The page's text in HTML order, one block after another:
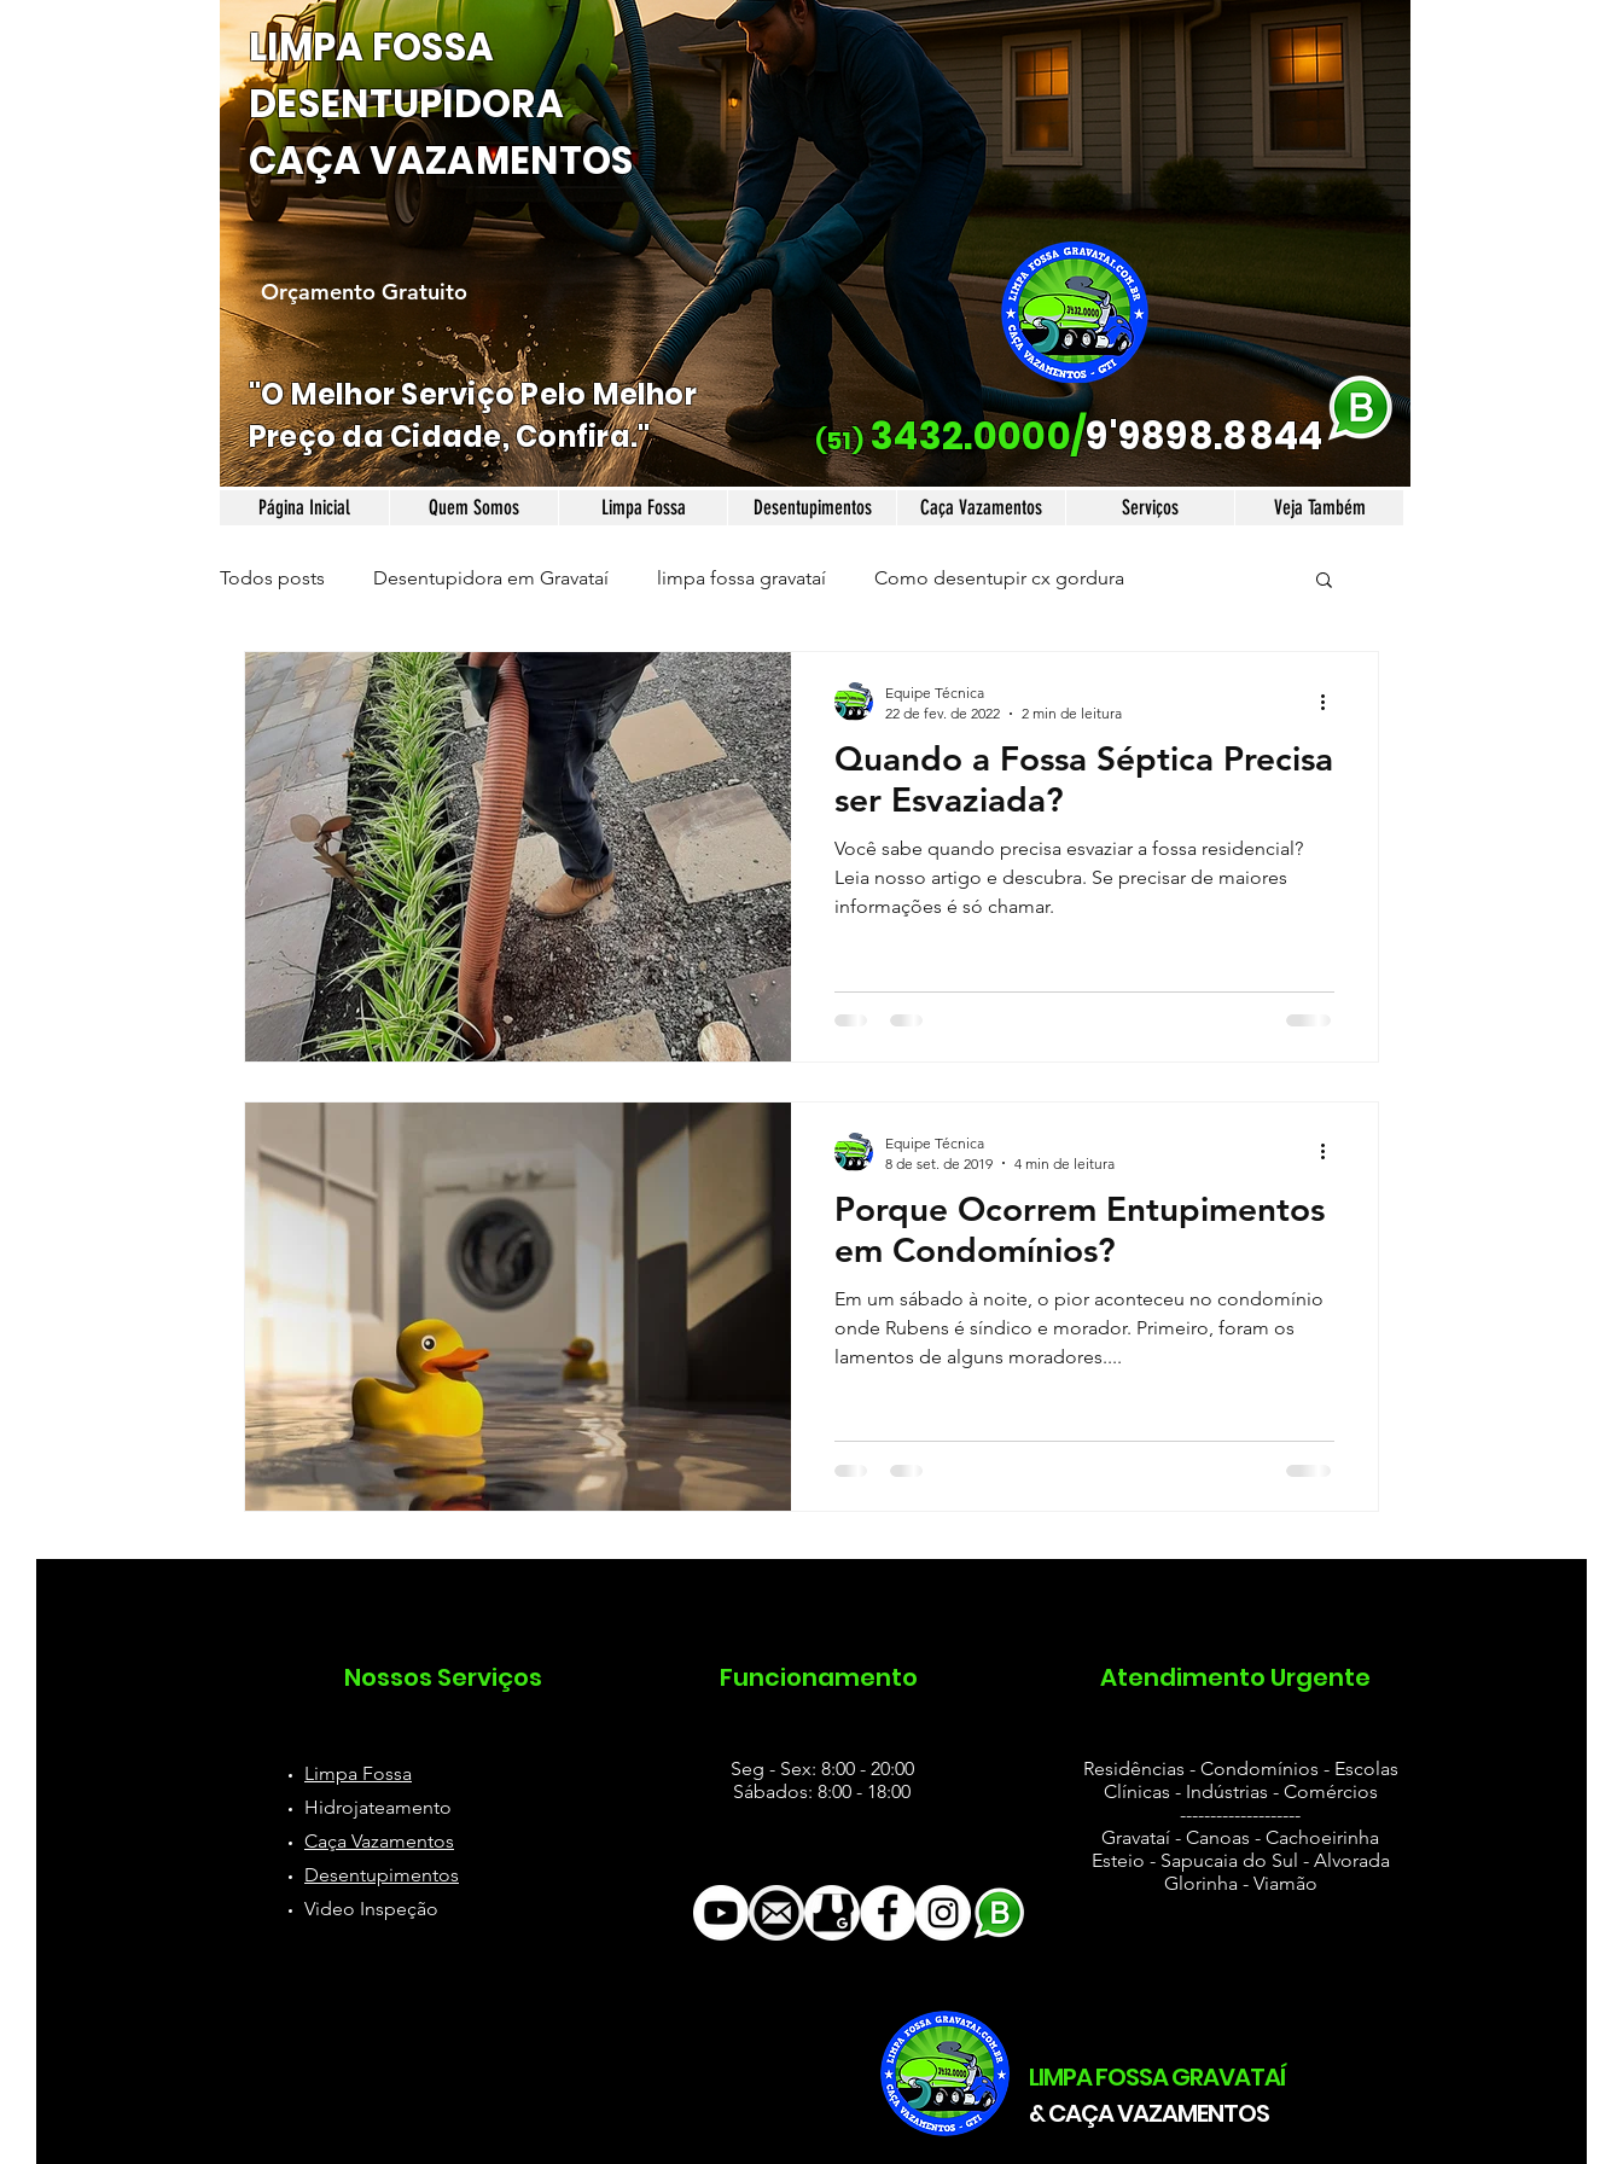
LIMPA FOSSA
DESENTUPIDORA
CAÇA VAZAMENTOS
Orçamento Gratuito
"O Melhor Serviço Pelo Melhor
Preço da Cidade, Confira."
Página Inicial Quem Somos Limpa Fossa Desentupimentos Caça Vazamentos Serviços Veja Também
Todos posts Desentupidora em Gravataí limpa fossa gravataí Como desentupir cx gordura
desentupir pia gravatai desentupir vaso sanitário como desentupir
desentupimentos em caminhão limpa fossa desentupidora de esgotos desentupir em condominio
caçavazamentosemGravatai vazamentos em gravatai corsan gravatai vazamentos cachoeirinha
conta d'água alta segunda via Corsan Corsan Cachoeirinha
desentupiremcachoeirinha caça vazamentos Gravataí
como desentupir Desentupimento de Esgoto Desentupimento de Pia Desentupimento de vaso
Quando a Fossa Séptica Precisa
ser Esvaziada?
Você sabe quando precisa esvaziar a fossa residencial?
Leia nosso artigo e descubra. Se precisar de maiores
informações é só chamar.
Equipe Técnica
22 de fev. de 2022
2 min de leitura
Porque Ocorrem Entupimentos
em Condomínios?
Em um sábado à noite, o pior aconteceu no condomínio
onde Rubens é síndico e morador. Primeiro, foram os
lamentos de alguns moradores....
Equipe Técnica
8 de set. de 2019
4 min de leitura
(51)3432.0000/9'9898.8844
Nossos Serviços
Limpa Fossa
Hidrojateamento
Caça Vazamentos
Desentupimentos
Video Inspeção
Funcionamento Atendimento Urgente
Seg - Sex: 8:00 - 20:00
Sábados: 8:00 - 18:00
Residências - Condomínios - Escolas
Clínicas - Indústrias - Comércios
--------------------
Gravataí - Canoas - Cachoeirinha
Esteio - Sapucaia do Sul - Alvorada
Glorinha - Viamão
LIMPA FOSSA GRAVATAÍ
&CAÇA VAZAMENTOS